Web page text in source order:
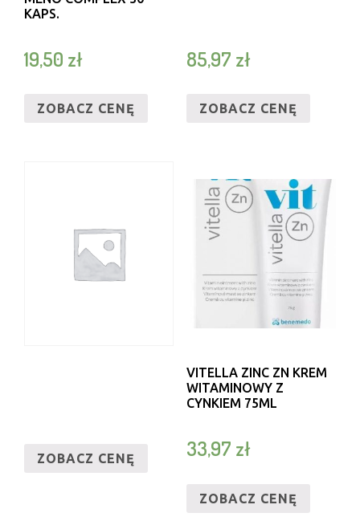
KAPS.
19,50 zł
ZOBACZ CENĘ
85,97 zł
ZOBACZ CENĘ
ZOBACZ CENĘ
VITELLA ZINC ZN KREM
WITAMINOWY Z
CYNKIEM 75ML
33,97 zł
ZOBACZ CENĘ